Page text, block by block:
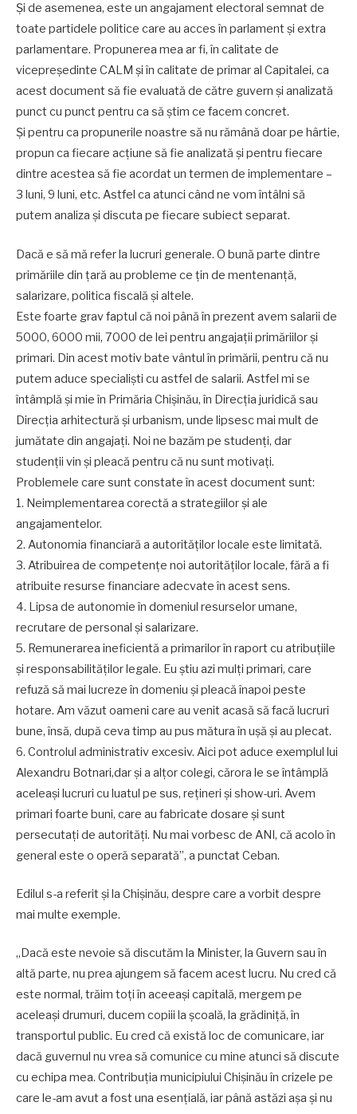
Și de asemenea, este un angajament electoral semnat de
toate partidele politice care au acces în parlament și extra
parlamentare. Propunerea mea ar fi, în calitate de
vicepreședinte CALM și în calitate de primar al Capitalei, ca
acest document să fie evaluată de către guvern și analizată
punct cu punct pentru ca să ştim ce facem concret.
Şi pentru ca propunerile noastre să nu rămână doar pe hârtie,
propun ca fiecare acţiune să fie analizată şi pentru fiecare
dintre acestea să fie acordat un termen de implementare –
3 luni, 9 luni, etc. Astfel ca atunci când ne vom întâlni să
putem analiza şi discuta pe fiecare subiect separat.
Dacă e să mă refer la lucruri generale. O bună parte dintre
primăriile din ţară au probleme ce ţin de mentenanţă,
salarizare, politica fiscală şi altele.
Este foarte grav faptul că noi până în prezent avem salarii de
5000, 6000 mii, 7000 de lei pentru angajaţii primăriilor şi
primari. Din acest motiv bate vântul în primării, pentru că nu
putem aduce specialiști cu astfel de salarii. Astfel mi se
întâmplă şi mie în Primăria Chișinău, în Direcţia juridică sau
Direcţia arhitectură şi urbanism, unde lipsesc mai mult de
jumătate din angajaţi. Noi ne bazăm pe studenți, dar
studenții vin și pleacă pentru că nu sunt motivaţi.
Problemele care sunt constate în acest document sunt:
1. Neimplementarea corectă a strategiilor și ale
angajamentelor.
2. Autonomia financiară a autorităților locale este limitată.
3. Atribuirea de competențe noi autorităţilor locale, fără a fi
atribuite resurse financiare adecvate în acest sens.
4. Lipsa de autonomie în domeniul resurselor umane,
recrutare de personal și salarizare.
5. Remunerarea ineficientă a primarilor în raport cu atribuțiile
și responsabilităților legale. Eu știu azi mulţi primari, care
refuză să mai lucreze în domeniu și pleacă înapoi peste
hotare. Am văzut oameni care au venit acasă să facă lucruri
bune, însă, după ceva timp au pus mătura în ușă și au plecat.
6. Controlul administrativ excesiv. Aici pot aduce exemplul lui
Alexandru Botnari,dar și a alțor colegi, cărora le se întâmplă
aceleași lucruri cu luatul pe sus, reţineri şi show-uri. Avem
primari foarte buni, care au fabricate dosare și sunt
persecutați de autorități. Nu mai vorbesc de ANI, că acolo în
general este o operă separată”, a punctat Ceban.
Edilul s-a referit și la Chișinău, despre care a vorbit despre
mai multe exemple.
„Dacă este nevoie să discutăm la Minister, la Guvern sau în
altă parte, nu prea ajungem să facem acest lucru. Nu cred că
este normal, trăim toți în aceeași capitală, mergem pe
aceleași drumuri, ducem copiii la școală, la grădiniță, în
transportul public. Eu cred că există loc de comunicare, iar
dacă guvernul nu vrea să comunice cu mine atunci să discute
cu echipa mea. Contribuția municipiului Chișinău în crizele pe
care le-am avut a fost una esențială, iar până astăzi aşa şi nu